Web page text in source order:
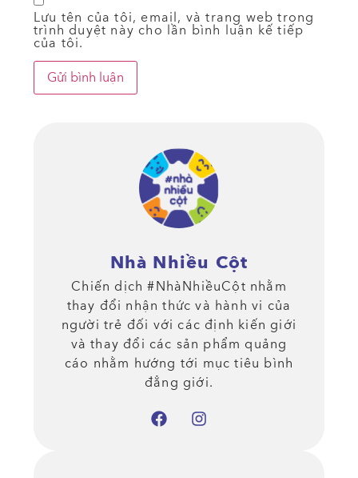
Lưu tên của tôi, email, và trang web trong
trình duyệt này cho lần bình luận kế tiếp
của tôi.
Nhà Nhiều Cột
Chiến dịch #NhàNhiềuCột nhằm
thay đổi nhận thức và hành vi của
người trẻ đối với các định kiến giới
và thay đổi các sản phẩm quảng
cáo nhằm hướng tới mục tiêu bình
đẳng giới.